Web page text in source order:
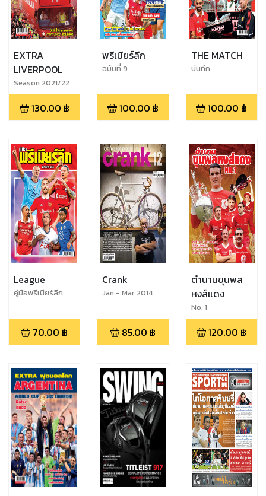
EXTRA
LIVERPOOL
Season 2021/22
130.00 ฿
พรีเมียร์ลีก
ฉบับที่ 9
100.00 ฿
THE MATCH
บันทึก
แดงเดือด THE
MATCH
BANGKOK
2022
100.00 ฿
League
คู่มือพรีเมียร์ลีก
70.00 ฿
Crank
Jan - Mar 2014
85.00 ฿
ตำนานขุนพล
หงส์แดง
No. 1
120.00 ฿